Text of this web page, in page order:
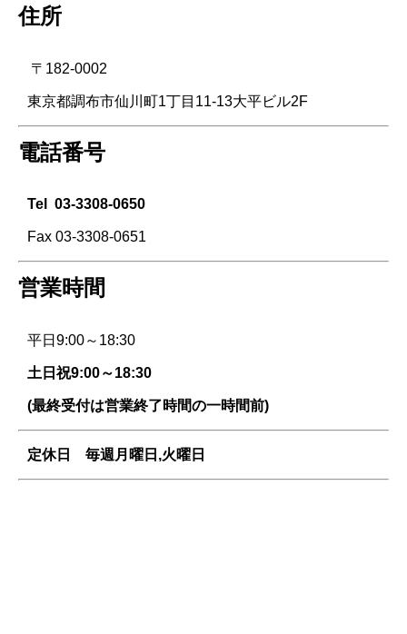
住所
〒182-0002
東京都調布市仙川町1丁目11-13大平ビル2F
電話番号
Tel 03-3308-0650
Fax 03-3308-0651
営業時間
平日9:00～18:30
土日祝9:00～18:30
(最終受付は営業終了時間の一時間前)
定休日 毎週 月曜日,火曜日